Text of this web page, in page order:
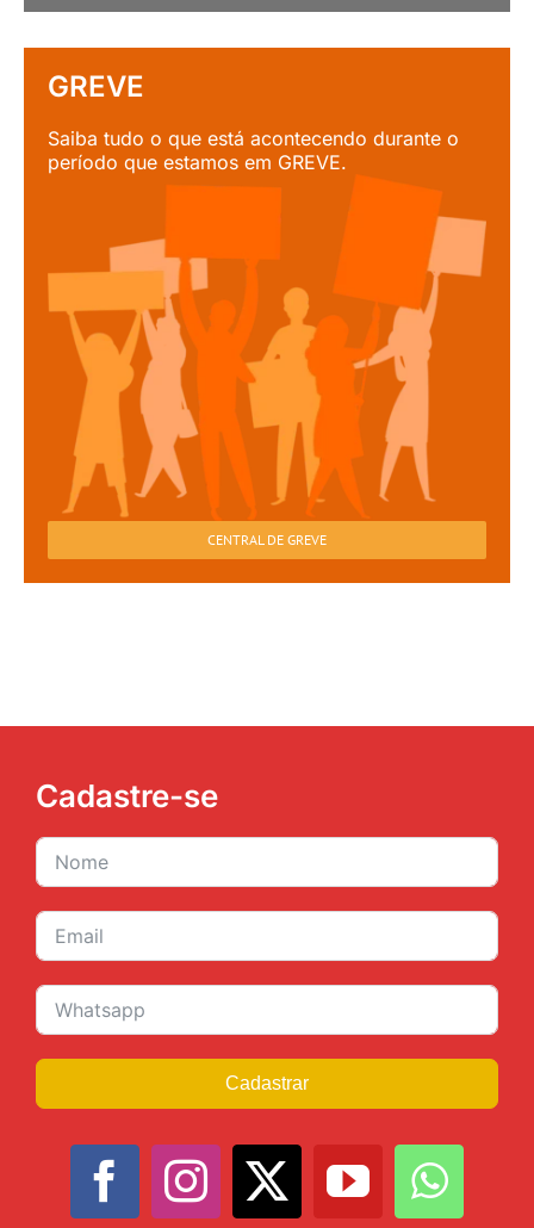
GREVE
Saiba tudo o que está acontecendo durante o
período que estamos em GREVE.
CENTRAL DE GREVE
Cadastre-se
Cadastrar